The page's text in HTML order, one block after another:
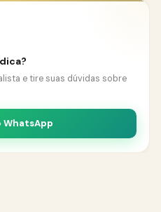
e tire suas dúvidas sobre
WhatsApp